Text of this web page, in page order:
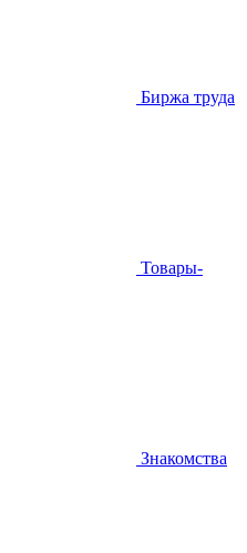
Биржа труда
Товары-
Знакомства